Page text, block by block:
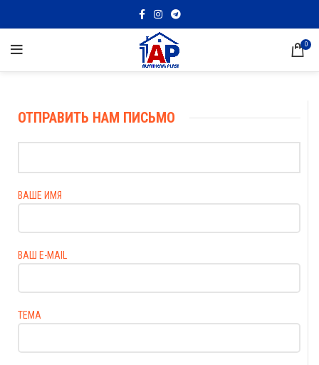
0
ОТПРАВИТЬ НАМ ПИСЬМО
ВАШЕ ИМЯ
ВАШ E-MAIL
ТЕМА